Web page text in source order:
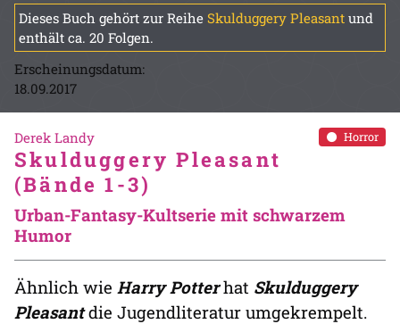
Dieses Buch gehört zur Reihe Skulduggery Pleasant und
enthält ca. 20 Folgen.
Erscheinungsdatum:
18.09.2017
Horror
Derek Landy
Skulduggery Pleasant
(Bände 1-3)
Urban-Fantasy-Kultserie mit schwarzem
Humor
Ähnlich wie Harry Potterhat Skulduggery
Pleasantdie Jugendliteratur umgekrempelt.